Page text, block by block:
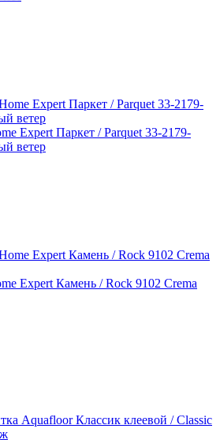
Expert Паркет / Parquet 33-2179-
ветер
Expert Камень / Rock 9102 Crema